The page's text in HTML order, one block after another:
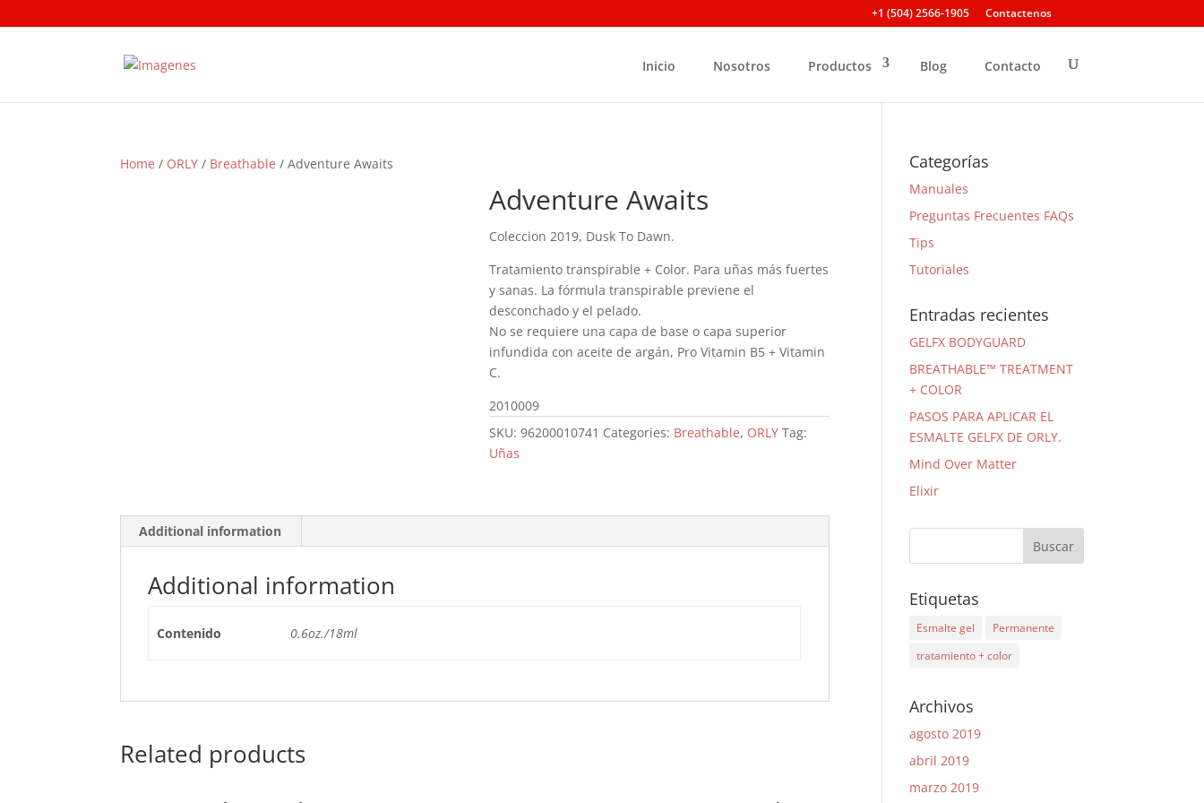
+1 (504) 2566-1905 Contactenos
Inicio Nosotros Productos Blog Contacto
Home / ORLY / Breathable / Adventure Awaits
Adventure Awaits
Coleccion 2019, Dusk To Dawn.
Tratamiento transpirable + Color. Para uñas más fuertes
y sanas. La fórmula transpirable previene el
desconchado y el pelado.
No se requiere una capa de base o capa superior
infundida con aceite de argán, Pro Vitamin B5 + Vitamin
C.
2010009
SKU:96200010741 Categories: Breathable, ORLY Tag:
Uñas
Additional information
Additional information
Contenido 0.6oz./18ml
Related products
Categorías
Manuales
Preguntas Frecuentes FAQs
Tips
Tutoriales
Entradas recientes
GELFX BODYGUARD
BREATHABLE™ TREATMENT
+ COLOR
PASOS PARA APLICAR EL
ESMALTE GELFX DE ORLY.
Mind Over Matter
Elixir
Etiquetas
Esmalte gel
Permanente
tratamiento + color
Archivos
agosto 2019
abril 2019
marzo 2019